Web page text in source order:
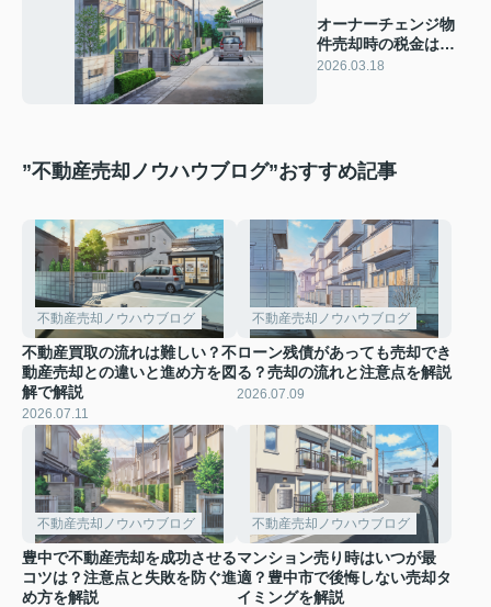
オーナーチェンジ物
件売却時の税金は何
が必要？費用や注意
2026.03.18
”不動産売却ノウハウブログ”おすすめ記事
不動産売却ノウハウブログ
不動産買取の流れは難しい？不
動産売却との違いと進め方を図
解で解説
2026.07.11
不動産売却ノウハウブログ
ローン残債があっても売却でき
る？売却の流れと注意点を解説
2026.07.09
不動産売却ノウハウブログ
豊中で不動産売却を成功させる
コツは？注意点と失敗を防ぐ進
め方を解説
不動産売却ノウハウブログ
マンション売り時はいつが最
適？豊中市で後悔しない売却タ
イミングを解説